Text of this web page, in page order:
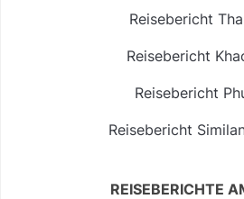
Reisebericht
Reisebericht
Reisebericht
Reisebericht
REISEBERICHTE